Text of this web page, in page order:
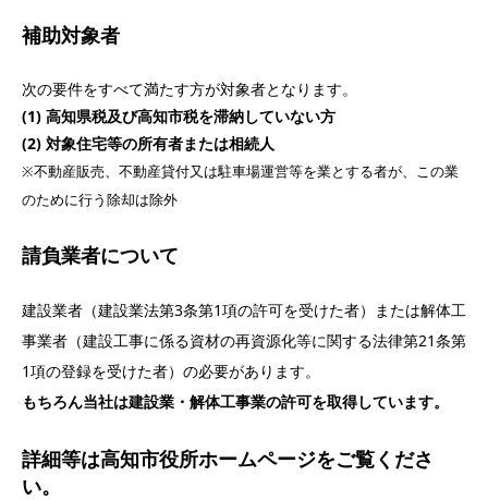
補助対象者
次の要件をすべて満たす方が対象者となります。
(1) 高知県税及び高知市税を滞納していない方
(2) 対象住宅等の所有者または相続人
※不動産販売、不動産貸付又は駐車場運営等を業とする者が、この業
のために行う除却は除外​
請負業者について
建設業者（建設業法第3条第1項の許可を受けた者）または解体工
事業者（建設工事に係る資材の再資源化等に関する法律第21条第
1項の登録を受けた者）の必要があります。
もちろん当社は建設業・解体工事業の許可を取得しています。
詳細等は高知市役所ホームページをご覧くださ
い。